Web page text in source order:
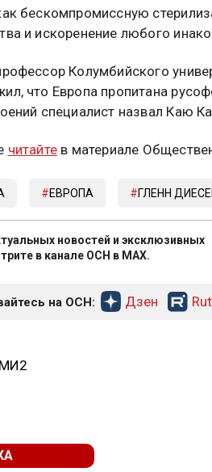
бескомпромиссную
и искоренение любого
Колумбийского
что Европа пропитана
специалист назвал Каю
читайтев материале
ЕВРОПА ГЛЕНН
новостей и эксклюзивных
в канале ОСН в MAX.
на ОСН: Дзен